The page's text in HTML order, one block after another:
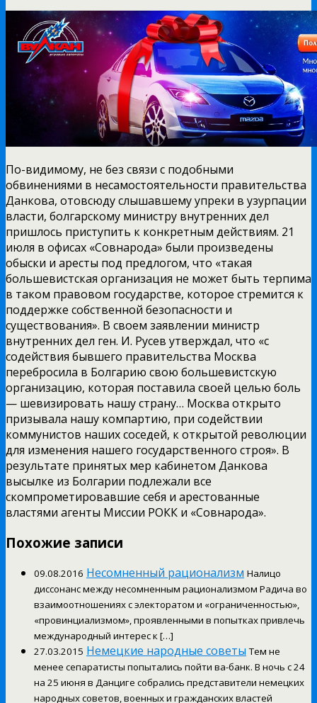
По-видимому, не без связи с подобными
обвинениями в несамостоятельности правительства
Данкова, отовсюду слышавшему упреки в узурпации
власти, болгарскому министру внутренних дел
пришлось приступить к конкретным действиям. 21
июля в офисах «Совнарода» были произведены
обыски и аресты под предлогом, что «такая
большевистская организация не может быть терпима
в таком правовом государстве, которое стремится к
поддержке собственной безопасности и
существования». В своем заявлении министр
внутренних дел ген. И. Русев утверждал, что «с
содействия бывшего правительства Москва
перебросила в Болгарию свою большевистскую
организацию, которая поставила своей целью боль
— шевизировать нашу страну… Москва открыто
призывала нашу компартию, при содействии
коммунистов наших соседей, к открытой революции
для изменения нашего государственного строя». В
результате принятых мер кабинетом Данкова
высылке из Болгарии подлежали все
скомпрометировавшие себя и арестованные
властями агенты Миссии РОКК и «Совнарода».
Похожие записи
09.08.2016 Несомненный рационализм Налицо
диссонанс между несомненным рационализмом Радича во
взаимоотношениях с электоратом и «ограниченностью»,
«провинциализмом», проявленными в попытках привлечь
международный интерес к […]
27.03.2015 Немецкие народные советы Тем не
менее сепаратисты попытались пойти ва-банк. В ночь с 24
на 25 июня в Данциге собрались представители немецких
народных советов, военных и гражданских властей